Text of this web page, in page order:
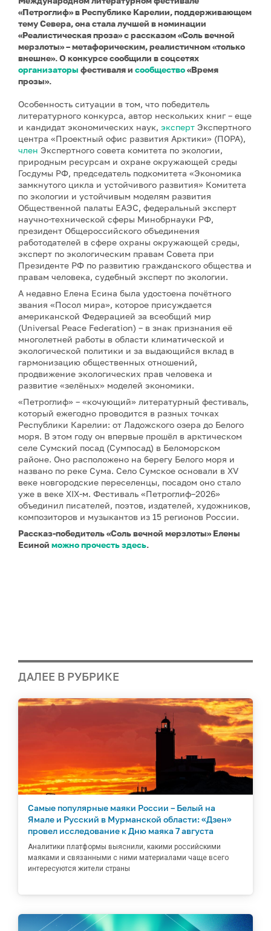
«Петроглиф» в Республике Карелии, поддерживающем
тему Севера, она стала лучшей в номинации
«Реалистическая проза» с рассказом «Соль вечной
мерзлоты» – метафорическим, реалистичном «только
внешне». О конкурсе сообщили в соцсетях
организаторы фестиваля и сообщество«Время
прозы».
Особенность ситуации в том, что победитель
литературного конкурса, автор нескольких книг – еще
и кандидат экономических наук, эксперт Экспертного
центра «Проектный офис развития Арктики» (ПОРА),
член Экспертного совета комитета по экологии,
природным ресурсам и охране окружающей среды
Госдумы РФ, председатель подкомитета «Экономика
замкнутого цикла и устойчивого развития» Комитета
по экологии и устойчивым моделям развития
Общественной палаты ЕАЭС, федеральный эксперт
научно-технической сферы Минобрнауки РФ,
президент Общероссийского объединения
работодателей в сфере охраны окружающей среды,
эксперт по экологическим правам Совета при
Президенте РФ по развитию гражданского общества и
правам человека, судебный эксперт по экологии.
А недавно Елена Есина была удостоена почётного
звания «Посол мира», которое присуждается
американской Федерацией за всеобщий мир
(Universal Peace Federation) – в знак признания её
многолетней работы в области климатической и
экологической политики и за выдающийся вклад в
гармонизацию общественных отношений,
продвижение экологических прав человека и
развитие «зелёных» моделей экономики.
«Петроглиф» – «кочующий» литературный фестиваль,
который ежегодно проводится в разных точках
Республики Карелии: от Ладожского озера до Белого
моря. В этом году он впервые прошёл в арктическом
селе Сумский посад (Сумпосад) в Беломорском
районе. Оно расположено на берегу Белого моря и
названо по реке Сума. Село Сумское основали в XV
веке новгородские переселенцы, посадом оно стало
уже в веке XIX-м. Фестиваль «Петроглиф–2026»
объединил писателей, поэтов, издателей, художников,
композиторов и музыкантов из 15 регионов России.
Рассказ-победитель «Соль вечной мерзлоты» Елены
Есиной можно прочесть здесь.
ДАЛЕЕ В РУБРИКЕ
Самые популярные маяки России – Белый на
Ямале и Русский в Мурманской области: «Дзен»
провел исследование к Дню маяка 7 августа
Аналитики платформы выяснили, какими российскими
маяками и связанными с ними материалами чаще всего
интересуются жители страны